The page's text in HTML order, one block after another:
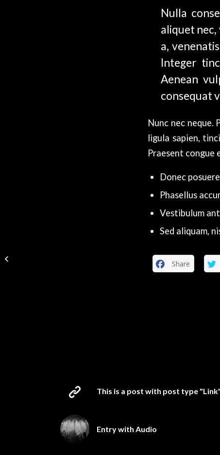
Nulla
aliquet
a,
Integer
Aenean
consequat
Nunc nec neque.
ligula sapien,
Praesent congue
Donec
Phasellus
Vestibulum
Sed aliquam,
Share
This is a post with post type
Entry with Audio